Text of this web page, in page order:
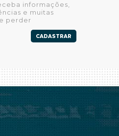
informações,
e muitas
perder
CADASTRAR